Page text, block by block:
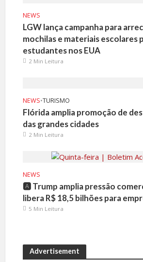
NEWS
LGW lança campanha para
mochilas e materiais escolares
estudantes nos EUA
2 Min Leitura
NEWS•TURISMO
Flórida amplia promoção de
das grandes cidades
2 Min Leitura
NEWS
🅰️ Trump amplia pressão
libera R$ 18,5 bilhões para
5 Min Leitura
Advertisement